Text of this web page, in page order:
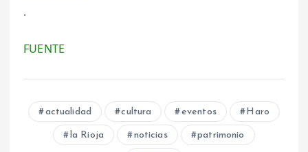
.
FUENTE
actualidad cultura eventos Haro
la Rioja noticias patrimonio